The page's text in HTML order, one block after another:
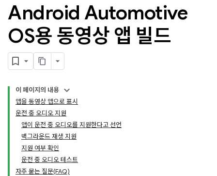
Android Automotive
OS용 동영상 앱 빌드
이 페이지의 내용
앱을 동영상 앱으로 표시
운전 중 오디오 지원
앱이 운전 중 오디오를 지원한다고 선언
백그라운드 재생 지원
지원 여부 확인
운전 중 오디오 테스트
자주 묻는 질문(FAQ)